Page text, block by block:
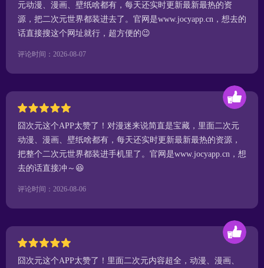
元动漫、漫画、壁纸啥都有，每天还实时更新最新最热的资
源，把二次元世界都装进去了。官网是www.jocyapp.cn，想去的
话直接搜这个网址就行，超方便的😉
评论时间：2026-08-07
囧次元这个APP太赞了！对漫迷来说简直是宝藏，里面二次元
动漫、漫画、壁纸啥都有，每天还实时更新最新最热的资源，
把整个二次元世界都装进手机里了。官网是www.jocyapp.cn，想
去的话直接冲～😆
评论时间：2026-08-06
囧次元这个APP太赞了！里面二次元内容超全，动漫、漫画、